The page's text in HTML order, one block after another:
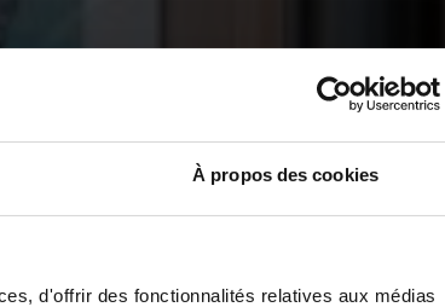
À propos des cookies
d'offrir des fonctionnalités relatives aux médias